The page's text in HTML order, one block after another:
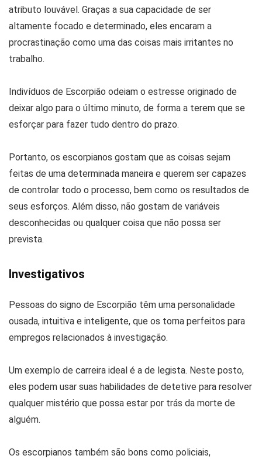
atributo louvável. Graças a sua capacidade de ser
altamente focado e determinado, eles encaram a
procrastinação como uma das coisas mais irritantes no
trabalho.
Indivíduos de Escorpião odeiam o estresse originado de
deixar algo para o último minuto, de forma a terem que se
esforçar para fazer tudo dentro do prazo.
Portanto, os escorpianos gostam que as coisas sejam
feitas de uma determinada maneira e querem ser capazes
de controlar todo o processo, bem como os resultados de
seus esforços. Além disso, não gostam de variáveis ​​
desconhecidas ou qualquer coisa que não possa ser
prevista.
Investigativos
Pessoas do signo de Escorpião têm uma personalidade
ousada, intuitiva e inteligente, que os torna perfeitos para
empregos relacionados à investigação.
Um exemplo de carreira ideal é a de legista. Neste posto,
eles podem usar suas habilidades de detetive para resolver
qualquer mistério que possa estar por trás da morte de
alguém.
Os escorpianos também são bons como policiais,